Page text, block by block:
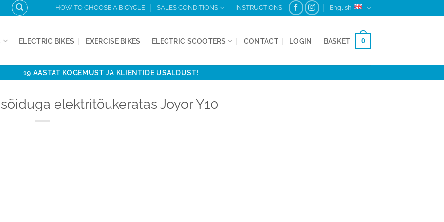
HOW TO CHOOSE A BICYCLE SALES CONDITIONS INSTRUCTIONS English
ELECTRIC BIKES EXERCISE BIKES ELECTRIC SCOOTERS CONTACT LOGIN BASKET 0
19 AASTAT KOGEMUST JA KLIENTIDE USALDUST!
elektritõukeratas Joyor Y10